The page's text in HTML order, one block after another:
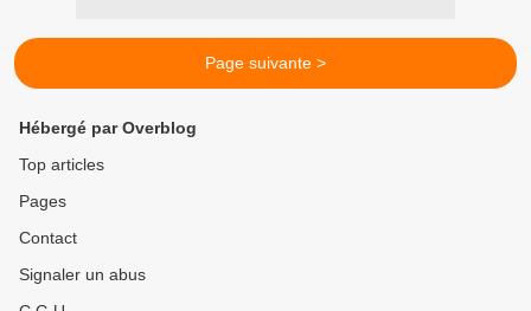
Page suivante >
Hébergé par Overblog
Top articles
Pages
Contact
Signaler un abus